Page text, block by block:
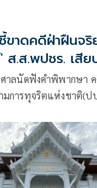
ขาดคดีฝ่าฝืนจริ
.ส.พปชร. เสี
าลนัดฟังคำพิพากษา
การทุจริตแห่งชาติ(ป
รมร้ายแรง กรณีเสีย